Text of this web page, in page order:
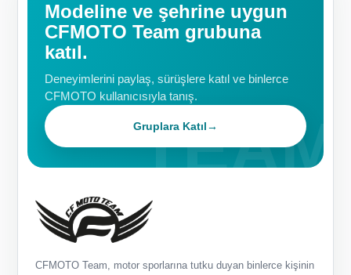
Modeline ve şehrine uygun
CFMOTO Team grubuna
katıl.
Deneyimlerini paylaş, sürüşlere katıl ve binlerce
CFMOTO kullanıcısıyla tanış.
Gruplara Katıl→
CFMOTO Team, motor sporlarına tutku duyan binlerce kişinin